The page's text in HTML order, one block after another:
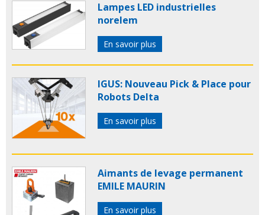
Lampes LED industrielles
norelem
En savoir plus
IGUS: Nouveau Pick & Place pour
Robots Delta
En savoir plus
Aimants de levage permanent
EMILE MAURIN
En savoir plus